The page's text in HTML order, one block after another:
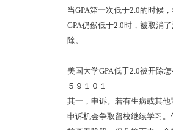
当GPA第一次低于2.0的时候
GPA仍然低于2.0时，被取消
除。
美国大学GPA低于2.0被开除
５９１０１
其一，申诉。若有生病或其
申诉机会争取留校继续学习